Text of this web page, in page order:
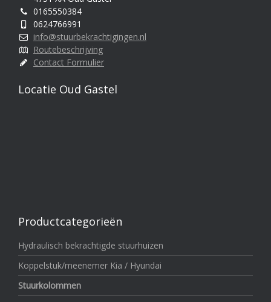
0165550384
0624766991
info@stuurbekrachtigingen.nl
Routebeschrijving
Contact Formulier
Locatie Oud Gastel
Productcategorieën
Hydraulisch bekrachtigde stuurhuizen
Koppelstuk/meenemer Kia / Hyundai
Stuurkolommen